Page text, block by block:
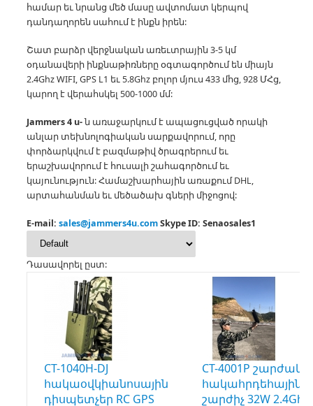
համար եւ նրանց մեծ մասը ավտոմատ կերպով
դանդաղորեն սահում է ինքն իրեն:
Շատ բարձր վերջնական առեւտրային 3-5 կմ
օդանավերի ինքնաթիռները օգտագործում են միայն
2.4Ghz WIFI, GPS L1 եւ 5.8Ghz բոլոր մյուս 433 մհց, 928 ՄՀց,
կարող է վերահսկել 500-1000 մմ:
Jammers 4 u-ն առաջարկում է ապացուցված որակի
անլար տեխնոլոգիական սարքավորում, որը
փորձարկվում է բազմաթիվ ծրագրերում եւ
երաշխավորում է հուսալի շահագործում եւ
կայունություն:Համաշխարհային առաքում DHL,
արտահանման եւ մեծածախ գների միջոցով:
E-mail: sales@jammers4u.comSkype ID: Senaosales1
Դասավորել ըստ:
CT-1040H-DJ
հակաօվկիանոսային
դիսպետչեր RC GPS
CT-4001P
հակահրդեհային
շարժիչ 32W 2.4Ghz